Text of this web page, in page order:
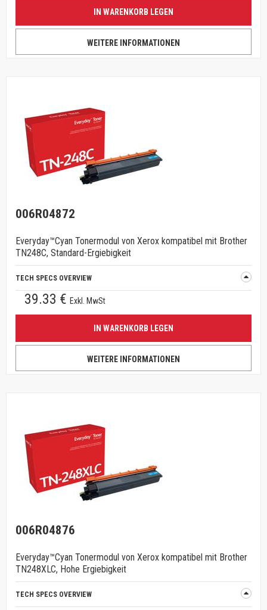
IN WARENKORB LEGEN
WEITERE INFORMATIONEN
006R04872
Everyday™Cyan Tonermodul von Xerox kompatibel mit Brother
TN248C, Standard-Ergiebigkeit
TECH SPECS OVERVIEW
39.33 € Exkl. MwSt
IN WARENKORB LEGEN
WEITERE INFORMATIONEN
006R04876
Everyday™Cyan Tonermodul von Xerox kompatibel mit Brother
TN248XLC, Hohe Ergiebigkeit
TECH SPECS OVERVIEW